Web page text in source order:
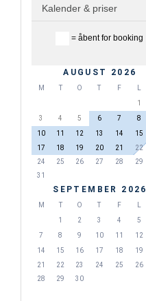
Kalender & priser
= åbent for booking
AUGUST 2026
M O F L
1
3
4 5 6 7 8
10
11 12 13 14 15
17
18 19 20 21 22
24
25 26 27 28 29
31
SEPTEMBER 2026
M O F L
1
2 3 4 5
7
8 9 10 11 12
14
15 16 17 18 19
21
22 23 24 25 26
28
29 30